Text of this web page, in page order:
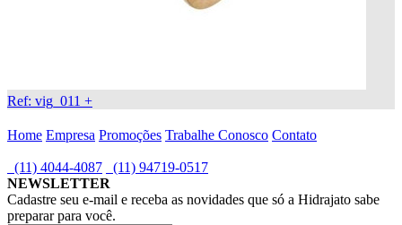
Ref: vig_011 +
Home Empresa Promoções Trabalhe Conosco Contato
(11) 4044-4087
(11) 94719-0517
NEWSLETTER
Cadastre seu e-mail e receba as novidades que só a Hidrajato sabe
preparar para você.